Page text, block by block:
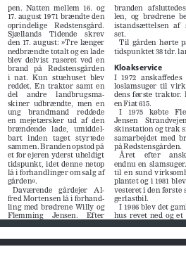
pen.  Natten  mellem  16.  og
17. august 1971 brændte den
oprindelige    Rødstensgård.
Sjællands    Tidende    skrev
den  17.  august:  »Tre  længer
nedbrændte totalt og en lade
blev  delvist  raseret  ved  en
brand   på   Rødstensgården
i   nat.   Kun   stuehuset   blev
reddet.  En  traktor  samt  en
del     andre     landbrugsma-
skiner  udbrændte,  men  en
ung    brandmand    reddede
en  mejetærsker  ud  af  den
brændende   lade,   umiddel-
bart   inden   taget   styrtede
sammen. Branden opstod på
et for ejeren yderst uheldigt
tidspunkt,  idet  denne  netop
lå i forhandlinger om salg af
gården«.
Daværende   gårdejer   Al-
fred Mortensen lå i forhand-
ling  med  brødrene  Willy  og
Flemming     Jensen.     Efter
branden
len,  og  brødrene
istandsættelsen   af
set.
Til  gården  hørte
tidspunktet 38 tdr.
Kloakservice
I   1972   anskaffedes
loslamsuger  til
dens  første  traktor.
en Fiat 615.
I    1975    købte
Jensen
skinstation og trak
samarbejdet  med
på Rødstensgården.
Året     efter
endnu  en
til  en  sund
plantet og i 1981
vesteret i den første
gerlastbil.
I 1986 blev det
hus  revet  ned  og  et